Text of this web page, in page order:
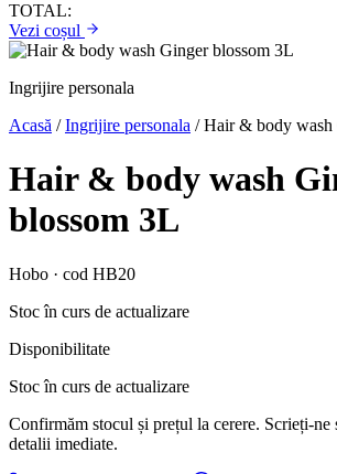
TOTAL:
Vezi coșul
Ingrijire personala
Acasă /Ingrijire personala /Hair & body wash
Hair & body wash
blossom 3L
Hobo · cod HB20
Stoc în curs de actualizare
Disponibilitate
Stoc în curs de actualizare
Confirmăm stocul și prețul la cerere. Scrieți-ne
detalii imediate.